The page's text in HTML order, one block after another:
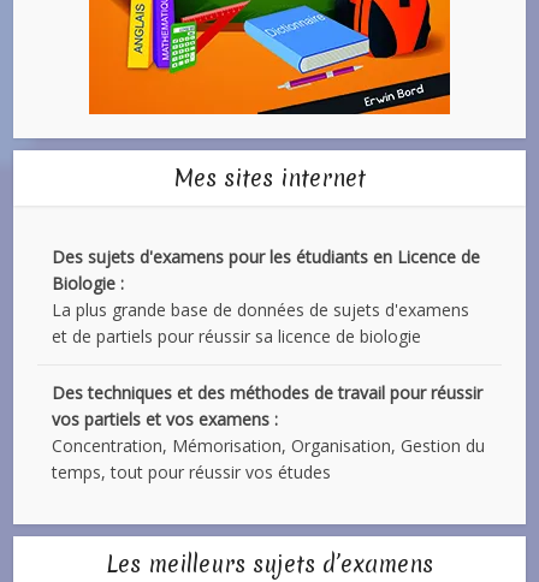
Mes sites internet
Des sujets d'examens pour les étudiants en Licence de
Biologie :
La plus grande base de données de sujets d'examens
et de partiels pour réussir sa licence de biologie
Des techniques et des méthodes de travail pour réussir
vos partiels et vos examens :
Concentration, Mémorisation, Organisation, Gestion du
temps, tout pour réussir vos études
Les meilleurs sujets d’examens